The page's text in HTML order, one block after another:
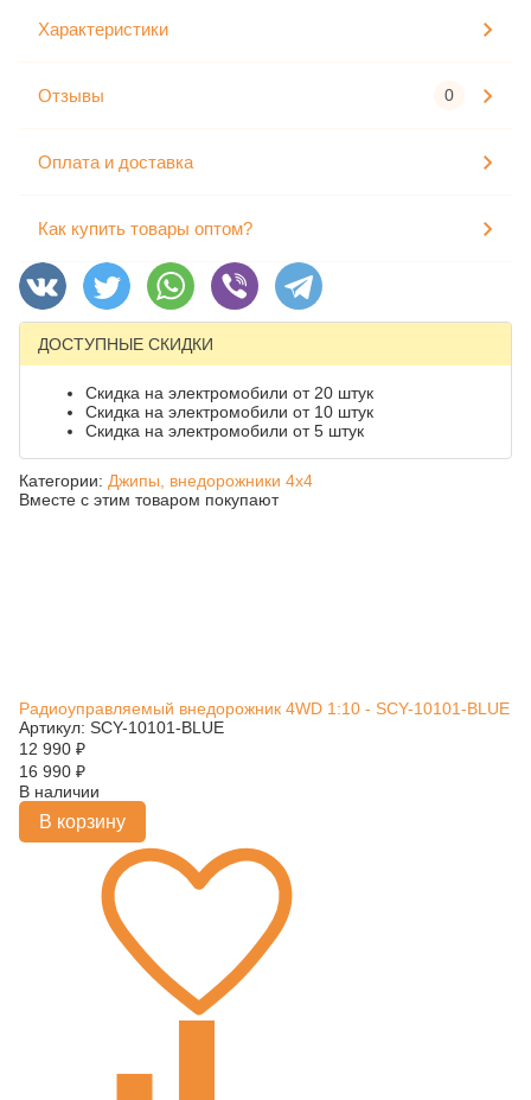
Характеристики
Отзывы 0
Оплата и доставка
Как купить товары оптом?
ДОСТУПНЫЕ СКИДКИ
Скидка на электромобили от 20 штук
Скидка на электромобили от 10 штук
Скидка на электромобили от 5 штук
Категории: Джипы, внедорожники 4x4
Вместе с этим товаром покупают
Радиоуправляемый внедорожник 4WD 1:10 - SCY-10101-BLUE
Артикул: SCY-10101-BLUE
12 990 ₽
16 990 ₽
В наличии
В корзину